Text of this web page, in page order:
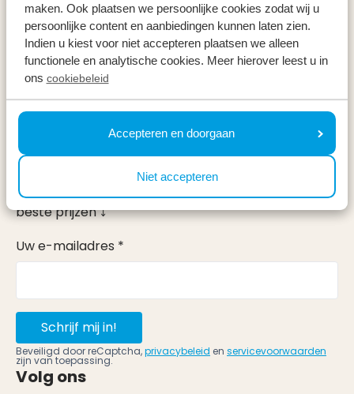
maken. Ook plaatsen we persoonlijke cookies zodat wij u
persoonlijke content en aanbiedingen kunnen laten zien.
Indien u kiest voor niet accepteren plaatsen we alleen
functionele en analytische cookies. Meer hierover leest u in
ons cookiebeleid
Accepteren en doorgaan
Niet accepteren
Specials
Vakantieperiodes
Op vakantie
Meld u aan voor onze nieuwsbrief
Ontvang, net als 100.000 anderen, inspiratie over de
mooiste omgevingen, fijnste weekenden weg en de
beste prijzen ⤵
Uw e-mailadres *
Schrijf mij in!
Beveiligd door reCaptcha,privacybeleid en servicevoorwaarden
zijn van toepassing.
Volg ons